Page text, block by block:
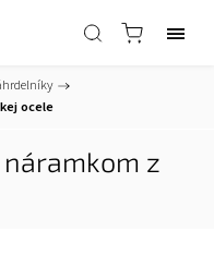
/
ocele
z